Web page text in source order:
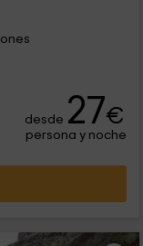
desde 27€
persona y noche